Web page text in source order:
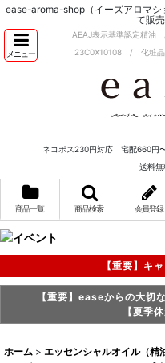
ease-aroma-shop（イーズアロマシ
て販
メニュー
AEAJ表示基準認定精
23C0X10108 / 化粧品
ネコポス230円対応 宅配660円
送料無
商品一覧 商品検索 会員登録
【重要】キ
【重要】easeからの大切
【夏季
ホーム > エッセンシャルオイル（精